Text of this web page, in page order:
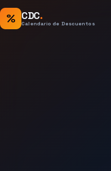
% CDC.
Calendario de Descuentos